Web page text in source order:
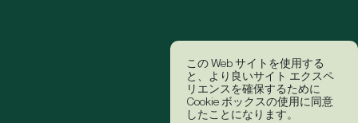
この Web サイトを使用する
と、より良いサイト エクスペ
リエンスを確保するために
Cookie ボックスの使用に同意
したことになります。